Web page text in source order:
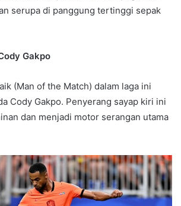
serupa di panggung tertinggi sepak
Gakpo
(Man of the Match) dalam laga ini
Cody Gakpo. Penyerang sayap kiri ini
dan menjadi motor serangan utama